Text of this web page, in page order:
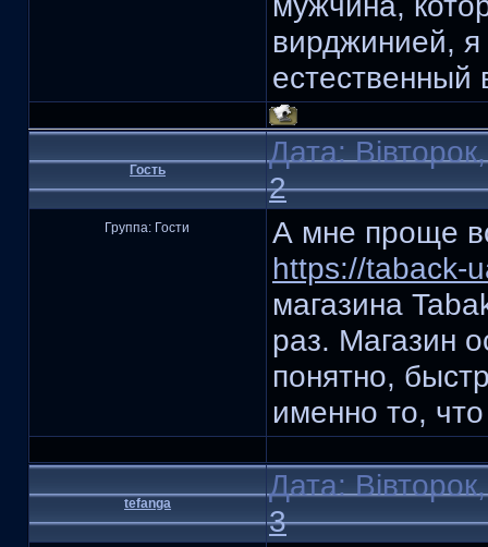
вирджинией,
естественный
Гость
Дата:
2
Группа: Гости
А мне проще
https://taback-
магазина
раз. Магазин
понятно,
именно то,
tefanga
Дата:
3